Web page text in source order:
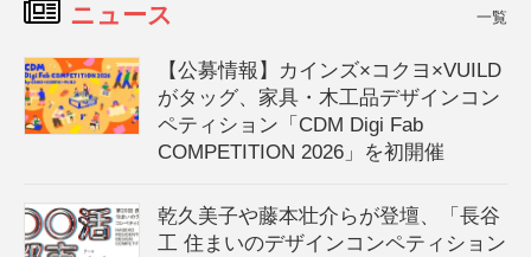
ニュース 一覧
【公募情報】カインズ×コクヨ×VUILD
がタッグ、家具・木工品デザインコン
ペティション「CDM Digi Fab
COMPETITION 2026」を初開催
乾久美子や藤本壮介らが登壇、「長谷
工 住まいのデザインコンペティション